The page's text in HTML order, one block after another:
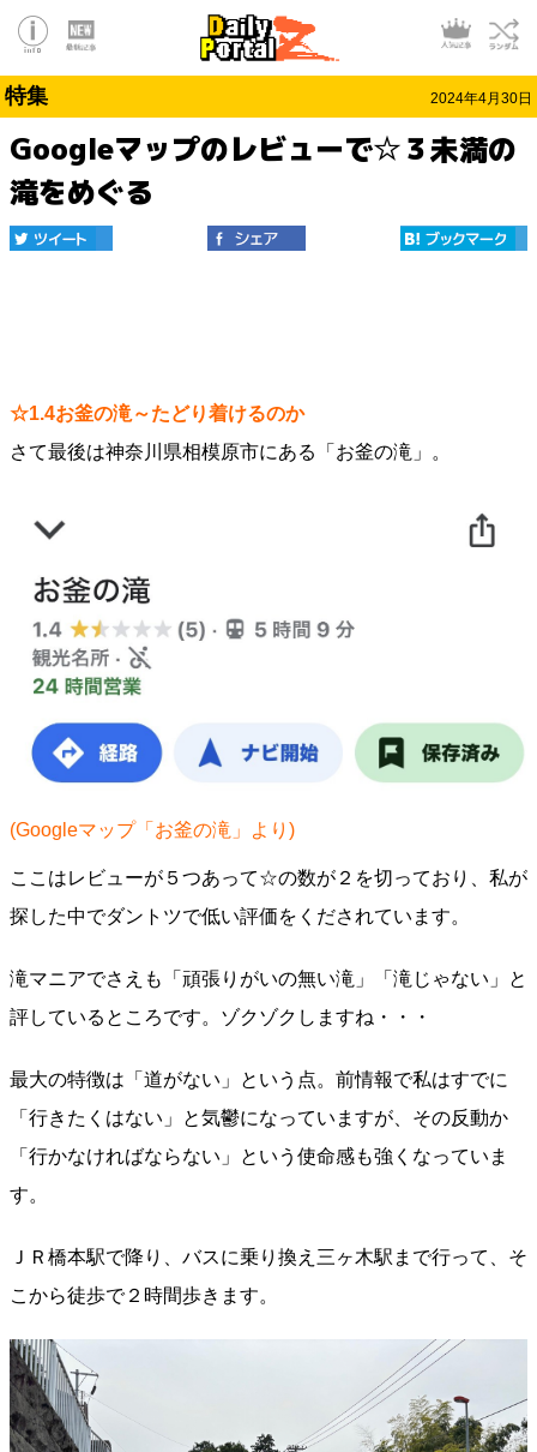
特集 2024年4月30日
Googleマップのレビューで☆３未満の
滝をめぐる
☆1.4お釜の滝～たどり着けるのか
さて最後は神奈川県相模原市にある「お釜の滝」。
(Googleマップ「お釜の滝」より)
ここはレビューが５つあって☆の数が２を切っており、私が
探した中でダントツで低い評価をくだされています。
滝マニアでさえも「頑張りがいの無い滝」「滝じゃない」と
評しているところです。ゾクゾクしますね・・・
最大の特徴は「道がない」という点。前情報で私はすでに
「行きたくはない」と気鬱になっていますが、その反動か
「行かなければならない」という使命感も強くなっていま
す。
ＪＲ橋本駅で降り、バスに乗り換え三ヶ木駅まで行って、そ
こから徒歩で２時間歩きます。